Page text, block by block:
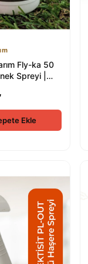
Fly-ka 50
Spreyi |
Ekle